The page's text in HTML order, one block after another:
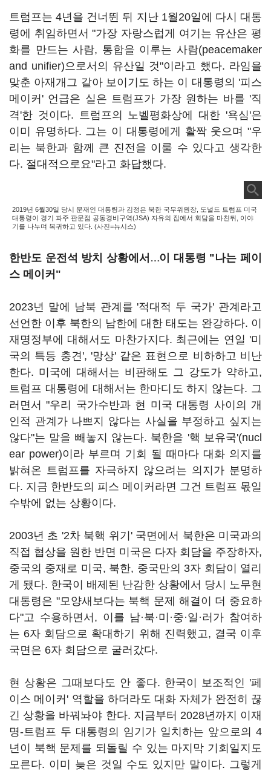
트럼프는 4년을 건너뛴 뒤 지난 1월20일에 다시 대통
령에 취임하면서 "가장 자랑스럽게 여기는 유산은 평
화를 만드는 사람, 통합을 이루는 사람(peacemaker
and unifier)으로서의 유산일 것"이라고 했다. 라임을
맞춘 아재개그 같아 보이기도 하는 이 대통령의 '피스
메이커' 언급은 실은 트럼프가 가장 원하는 바를 '직
격'한 것이다. 트럼프의 노벨평화상에 대한 '욕심'은
이미 유명하다. 그는 이 대통령에게 활짝 웃으며 "우
리는 북한과 함께 큰 진전을 이룰 수 있다고 생각한
다. 절대적으로요"라고 화답했다.
2019년 6월30일 당시 문재인 대통령과 김정은 북한 국무위원장, 도널드 트럼프 미국
대통령이 경기 파주 판문점 공동경비구역(JSA) 자유의 집에서 회담을 마친뒤, 이야
기를 나누며 복귀하고 있다. (사진=뉴시스)
한반도 운전석 방치 상황에서 …이 대통령 "나는 페이
스 메이커"
2023년 말에 남북 관계를 '적대적 두 국가' 관계라고
선언한 이후 북한의 남한에 대한 태도는 완강하다. 이
재명정부에 대해서도 마찬가지다. 최근에는 연일 '미
국의 특등 충견', '망상' 같은 표현으로 비하하고 비난
한다. 미국에 대해서는 비판해도 그 강도가 약하고,
트럼프 대통령에 대해서는 한마디도 하지 않는다. 그
러면서 "우리 국가수반과 현 미국 대통령 사이의 개
인적 관계가 나쁘지 않다는 사실을 부정하고 싶지는
않다"는 말을 빼놓지 않는다. 북한을 '핵 보유국'(nucl
ear power)이라 부르며 기회 될 때마다 대화 의지를
밝혀온 트럼프를 자극하지 않으려는 의지가 분명하
다. 지금 한반도의 피스 메이커라면 그건 트럼프 몫일
수밖에 없는 상황이다.
2003년 초 '2차 북핵 위기' 국면에서 북한은 미국과의
직접 협상을 원한 반면 미국은 다자 회담을 주장하자,
중국의 중재로 미국, 북한, 중국만의 3자 회담이 열리
게 됐다. 한국이 배제된 난감한 상황에서 당시 노무현
대통령은 "모양새보다는 북핵 문제 해결이 더 중요하
다"고 수용하면서, 이를 남·북·미·중·일·러가 참여하
는 6자 회담으로 확대하기 위해 진력했고, 결국 이후
국면은 6자 회담으로 굴러갔다.
현 상황은 그때보다도 안 좋다. 한국이 보조적인 '페
이스 메이커' 역할을 하더라도 대화 자체가 완전히 끊
긴 상황을 바꿔놔야 한다. 지금부터 2028년까지 이재
명-트럼프 두 대통령의 임기가 일치하는 앞으로의 4
년이 북핵 문제를 되돌릴 수 있는 마지막 기회일지도
모른다. 이미 늦은 것일 수도 있지만 말이다. 그렇게